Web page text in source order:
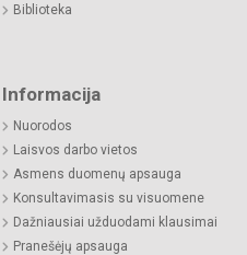
Biblioteka
Informacija
Nuorodos
Laisvos darbo vietos
Asmens duomenų apsauga
Konsultavimasis su visuomene
Dažniausiai užduodami klausimai
Pranešėjų apsauga